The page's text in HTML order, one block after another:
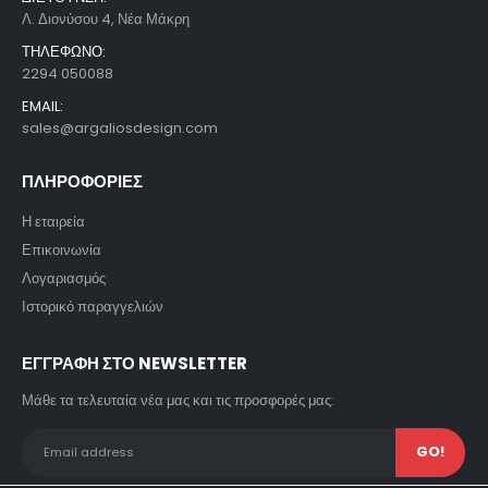
Λ. Διονύσου 4, Νέα Μάκρη
ΤΗΛΕΦΩΝΟ:
2294 050088
EMAIL:
sales@argaliosdesign.com
ΠΛΗΡΟΦΟΡΙΕΣ
Η εταιρεία
Επικοινωνία
Λογαριασμός
Ιστορικό παραγγελιών
ΕΓΓΡΑΦΗ ΣΤΟ NEWSLETTER
Μάθε τα τελευταία νέα μας και τις προσφορές μας: